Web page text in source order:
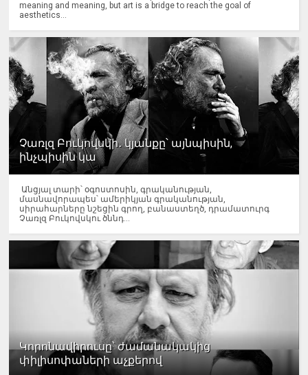
meaning and meaning, but art is a bridge to reach the goal of
aesthetics...
Չառլզ Բուկովսկի․ կյանքը՝ այնպիսին,
ինչպիսին կա
Անցյալ տարի՝ օգոստոսին, գրականության,
մասնավորապես՝ ամերիկյան գրականության,
սիրահարները նշեցին գրող, բանաստեղծ, դրամատուրգ
Չառլզ Բուկովսկու ծննդ...
Կորոնավիրուսը՝ ժամանակակից
փիլիսոփաների աչքերով